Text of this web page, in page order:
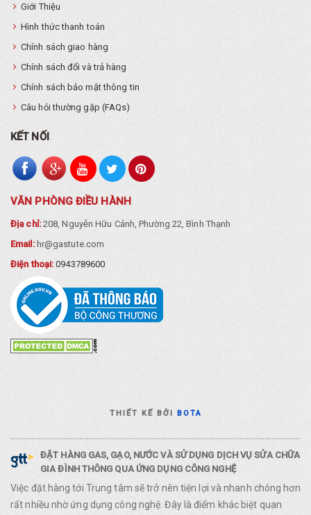
Giới Thiệu
Hình thức thanh toán
Chính sách giao hàng
Chính sách đổi và trả hàng
Chính sách bảo mật thông tin
Câu hỏi thường gặp (FAQs)
KẾT NỐI
VĂN PHÒNG ĐIỀU HÀNH
Địa chỉ:208, Nguyễn Hữu Cảnh, Phường 22, Bình Thạnh
Email: hr@gastute.com
Điện thoại:0943789600
THIẾT KẾ BỞIBOTA
ĐẶT HÀNG GAS, GẠO, NƯỚC VÀ SỬ DỤNG DỊCH VỤ SỬA CHỮA
GIA ĐÌNH THÔNG QUA ỨNG DỤNG CÔNG NGHỆ
Việc đặt hàng tới Trung tâm sẽ trở nên tiện lợi và nhanh chóng hơn
rất nhiều nhờ ứng dụng công nghệ. Đây là điểm khác biệt quan